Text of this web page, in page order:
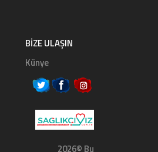
BIZE ULAŞIN
Künye
2026© Bu